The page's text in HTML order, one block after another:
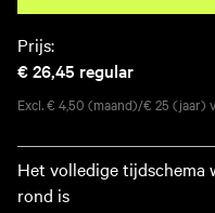
Prijs:
€ 26,45 regular
Excl. € 4,50 (maand)/€ 25 (jaar)
Het volledige tijdschema
rond is